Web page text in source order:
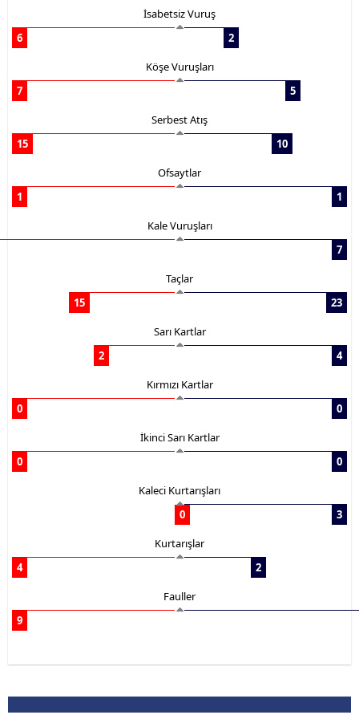
İsabetsiz Vuruş
6
2
Köşe Vuruşları
7
5
Serbest Atış
15
10
Ofsaytlar
1
1
Kale Vuruşları
7
Taçlar
15
23
Sarı Kartlar
2
4
Kırmızı Kartlar
0
0
İkinci Sarı Kartlar
0
0
Kaleci Kurtarışları
0
3
Kurtarışlar
4
2
Fauller
9